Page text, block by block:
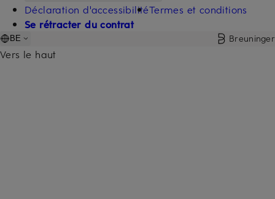
Déclaration d'accessibilitéTermes et conditions
Se rétracter du contrat
BE Breuninger
Vers le haut